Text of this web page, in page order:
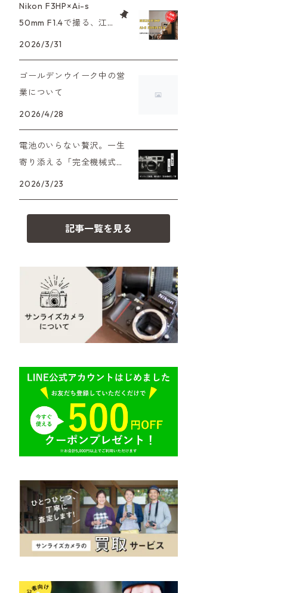
XAシリーズ
35DC、35SP
PEN F、FT
OM-1
HEXAR
Leica（ライカ）
Mシリーズ
minilux
ド）
35シリーズ
RICOH（リコー）
Voigtlander（フォクトレンダー）
BESSA
YASHICA（ヤシカ）
Mamiya（マミヤ）
M645,二眼レフ
Plaubel（プラウベル）
SONY（ソニー）
SIGMA（シグマ）
TAMRON（タムロン）
K&F（ケーアンドエフ）
その他
デジタルカメラ
レンズその他
FD（キヤノン）
OM（オリンパス）
A（ミノルタ（ソニー））
MD（ミノルタ）
K（ペンタックス）
CY（ヤシカコンタックス）
M（ライカ）
R（ライカ）
E（ソニー）
AR（コニカ）
O（その他）
Nikon F3HP×Ai-s
50mm F1.4で撮る、江
戸東京たてもの園。ノ
2026/3/31
ゴールデンウイーク中の営
業について
2026/4/28
電池のいらない贅沢。一生
寄り添える「完全機械式」
フィルムカメラの名機7選
2026/3/23
記事一覧を見る